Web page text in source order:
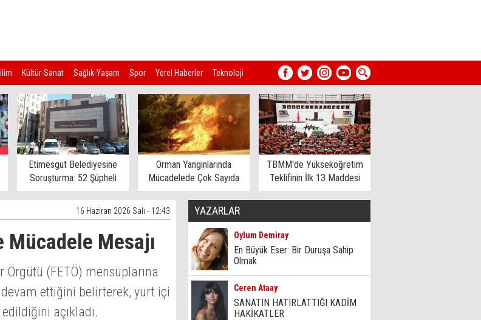
Kültür-Sanat Sağlık-Yaşam Spor Yerel Haberler Teknoloji
Etimesgut Belediyesine
Soruşturma: 52 Şüpheli
Gözaltına Alındı
Orman Yangınlarında
Mücadelede Çok Sayıda
Ev Tahliye Edildi
TBMM'de Yükseköğretim
Teklifinin İlk 13 Maddesi
Kabul Edildi
16 Haziran 2026 Salı - 12:43
Mücadele Mesajı
Örgütü (FETÖ) mensuplarına
ettiğini belirterek, yurt içi
açıkladı.
YAZARLAR
Oylum Demiray
En Büyük Eser: Bir Duruşa Sahip
Olmak
Ceren Ataay
SANATIN HATIRLATTIĞI KADİM
HAKİKATLER